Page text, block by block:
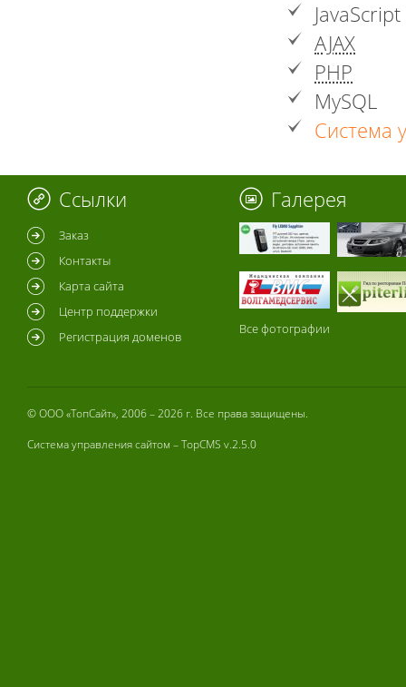
JavaScript
AJAX
PHP
MySQL
Система
Ссылки
Заказ
Контакты
Карта сайта
Центр поддержки
Регистрация доменов
Галерея
Все фотографии
© ООО «ТопСайт», 2006 – 2026 г. Все права защищены.
Система управления сайтом –TopCMS v.2.5.0